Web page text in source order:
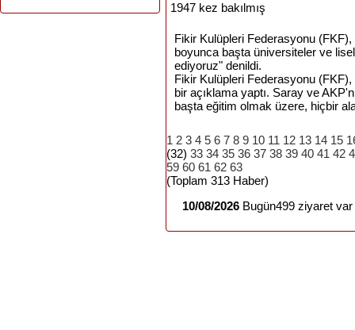
1947 kez bakılmış
Fikir Kulüpleri Federasyonu (FKF),
boyunca başta üniversiteler ve
ediyoruz" denildi.
Fikir Kulüpleri Federasyonu (FKF),
bir açıklama yaptı. Saray ve
başta eğitim olmak üzere, hiçbir
1 2 3 4 5 6 7 8 9 10 11 12 13 14 15
(32) 33 34 35 36 37 38 39 40 41 42
59 60 61 62 63
(Toplam 313 Haber)
10/08/2026 Bugün499 ziyaret